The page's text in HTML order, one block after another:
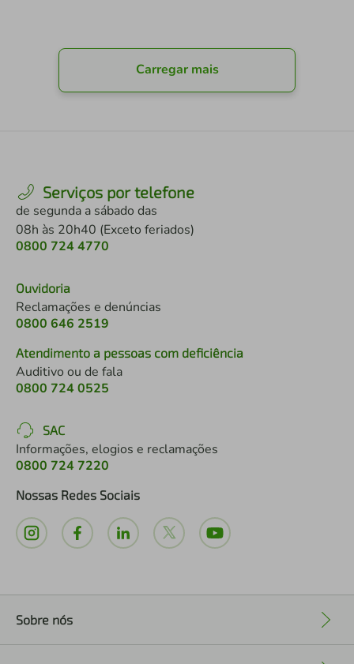
Carregar mais
Serviços por telefone
de segunda a sábado das
08h às 20h40 (Exceto feriados)
0800 724 4770
Ouvidoria
Reclamações e denúncias
0800 646 2519
Atendimento a pessoas com deficiência
Auditivo ou de fala
0800 724 0525
SAC
Informações, elogios e reclamações
0800 724 7220
Nossas Redes Sociais
Sobre nós